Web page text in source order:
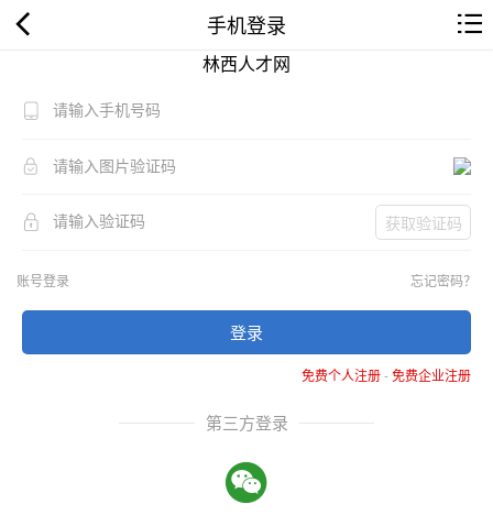
手机登录
林西人才网
获取验证码
账号登录 忘记密码？
登录
免费个人注册-免费企业注册
第三方登录